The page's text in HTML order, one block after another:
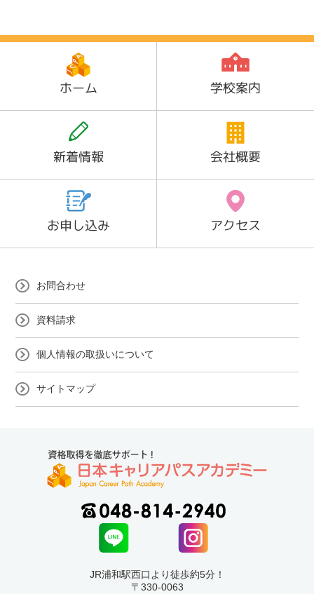
ホーム 学校案内
新着情報 会社概要
お申し込み アクセス
お問合わせ
資料請求
個人情報の取扱いについて
サイトマップ
JR浦和駅西口より徒歩約5分！
〒330-0063